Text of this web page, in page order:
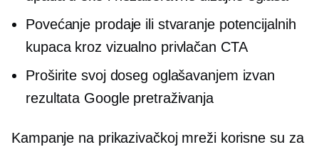
Povećanje prodaje ili stvaranje potencijalnih
kupaca kroz vizualno privlačan CTA
Proširite svoj doseg oglašavanjem izvan
rezultata Google pretraživanja
Kampanje na prikazivačkoj mreži korisne su za